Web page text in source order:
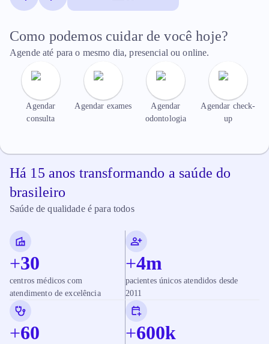
Como podemos cuidar de você hoje?
Agende até para o mesmo dia, presencial ou online.
Agendar
consulta
Agendar exames
Agendar
odontologia
Agendar check-
up
Há 15 anos transformando a saúde do
brasileiro
Saúde de qualidade é para todos
+30
centros médicos com
atendimento de excelência
+4m
pacientes únicos atendidos desde
2011
+60 +600k